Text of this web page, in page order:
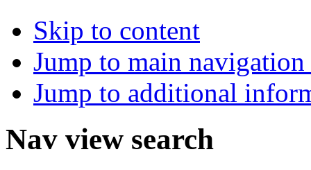
Skip to content
Jump to main
Jump to additional
Nav view search